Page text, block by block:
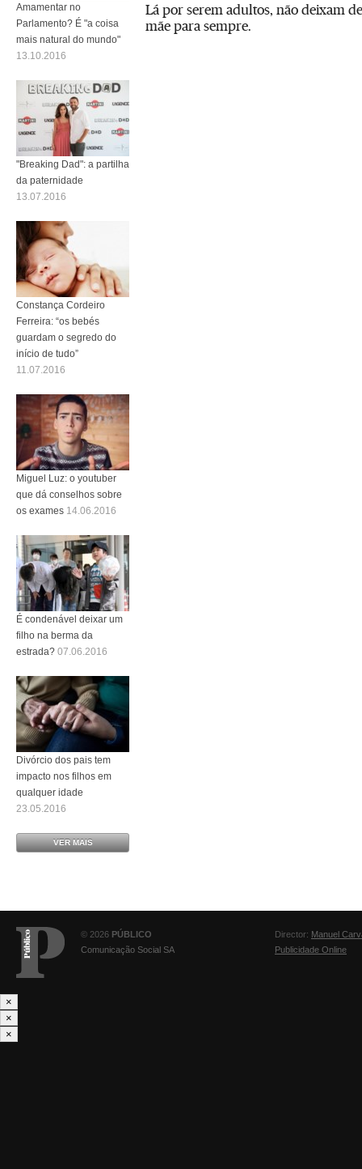
Lá por serem adultos, não deixam
mãe para sempre.
Amamentar no
Parlamento? É "a coisa
mais natural do mundo"
13.10.2016
"Breaking Dad": a partilha
da paternidade
13.07.2016
Constança Cordeiro
Ferreira: “os bebés
guardam o segredo do
início de tudo”
11.07.2016
Miguel Luz: o youtuber
que dá conselhos sobre
os exames 14.06.2016
É condenável deixar um
filho na berma da
estrada? 07.06.2016
Divórcio dos pais tem
impacto nos filhos em
qualquer idade
23.05.2016
VER MAIS
© 2026 PÚBLICO
Comunicação Social SA
Director: Manuel
Publicidade Online
×
×
×